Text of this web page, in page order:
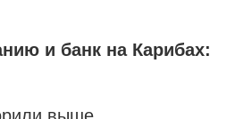
и банк на Карибах: